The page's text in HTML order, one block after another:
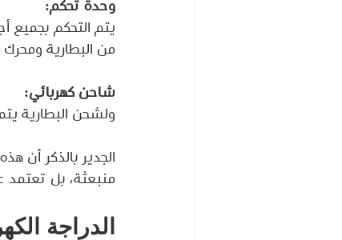
وحدة تحكم:
يتم التحكم بجميع
من البطارية
شاحن كهربائي:
ولشحن البطارية
الجدير بالذكر أن
منبعثة، بل تعتمد
الدراجة